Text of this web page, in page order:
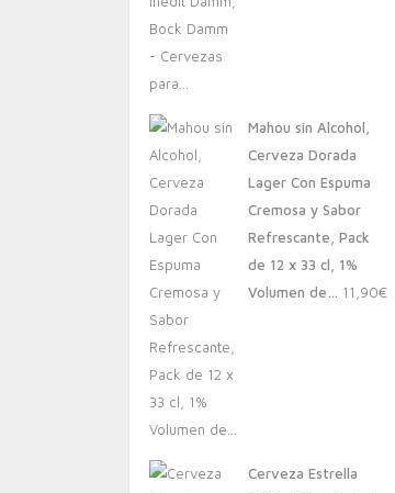
Mahou sin Alcohol,
Cerveza Dorada
Lager Con Espuma
Cremosa y Sabor
Refrescante, Pack
de 12 x 33 cl, 1%
Volumen de… 11,90€
Cerveza Estrella